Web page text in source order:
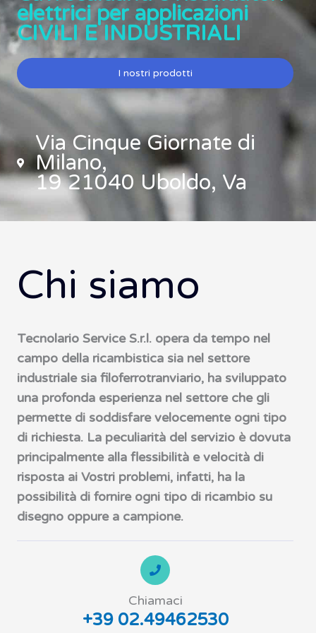
elettrici per applicazioni
CIVILI E INDUSTRIALI
I nostri prodotti
Via Cinque Giornate di
Milano,
19 21040 Uboldo, Va
Chi siamo
Tecnolario Service S.r.l. opera da tempo nel
campo della ricambistica sia nel settore
industriale sia filoferrotranviario, ha sviluppato
una profonda esperienza nel settore che gli
permette di soddisfare velocemente ogni tipo
di richiesta. La peculiarità del servizio è dovuta
principalmente alla flessibilità e velocità di
risposta ai Vostri problemi, infatti, ha la
possibilità di fornire ogni tipo di ricambio su
disegno oppure a campione.
Chiamaci
+39 02.49462530